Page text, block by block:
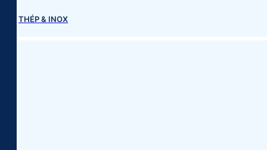
THÉP & INOX